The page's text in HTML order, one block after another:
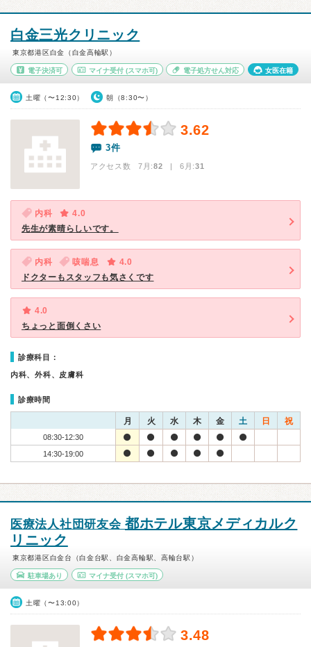
白金三光クリニック
東京都港区白金（白金高輪駅）
電子決済可 マイナ受付(スマホ可) 電子処方せん対応 女医在籍
土曜（〜12:30） 朝（8:30〜）
3.62
3件
アクセス数 7月:82 | 6月:31
内科
4.0
先生が素晴らしいです。
内科 咳喘息
4.0
ドクターもスタッフも気さくです
4.0
ちょっと面倒くさい
診療科目：
内科、外科、皮膚科
診療時間
月 火 水 木 金 土 日 祝
08:30-12:30
14:30-19:00
医療法人社団研友会 都ホテル東京メディカルク
リニック
東京都港区白金台（白金台駅、白金高輪駅、高輪台駅）
駐車場あり マイナ受付(スマホ可)
土曜（〜13:00）
3.48